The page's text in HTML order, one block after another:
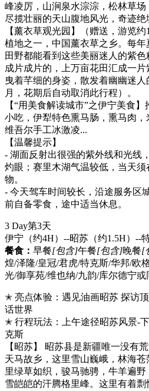
峰凌厉，山涧泉水淙淙，松林草
尽揽壮丽的天山腹地风光，奇迹绝
【薰衣草观光园】（赠送，游览
植地之一，中国薰衣草之乡。每年
田野都能看到这些美丽迷人的紫色
成片成片的，上万亩花田汇成一
曳着芊细的身姿，散发着幽幽迷
月，花期后自动取消此行程）。
【“用美食解读城市”之伊宁美食
小吃，伊犁特色熏马肠，熏马肉，
维吾尔手工冰激凌...
【温馨提示】
- 湖面反射出很强的紫外线和光线
灼眼；赛里木湖气温较低，当天
物。
- 今天驾车时间较长，沿途服务区
前自备零食，途中适当休息。
3 Day第3天
伊宁（约4H）--昭苏（约1.5H）--
餐食： 早餐[包含]午餐[包含]晚餐[
煌/泽隆/皇冠/君虎/特克斯/华邦/欧
光/御享苑/维也纳/九韵/库尔德宁或
✭ 亮点体验：遇见油画昭苏 探访
话世界
✭ 行程玩法：上午途径昭苏风景-
克斯
【昭苏】 昭苏县是新疆唯一没有
天马故乡，这里雪山巍峨，林海
里绿草如织，骏马驰骋，牛羊遍
雪皑皑的汗腾格里峰。这里有着